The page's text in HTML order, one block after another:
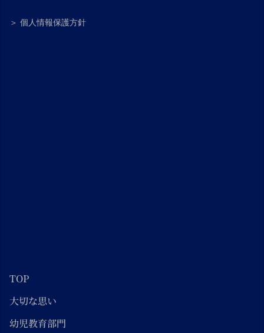
＞ 個人情報保護方針
TOP
大切な思い
幼児教育部門